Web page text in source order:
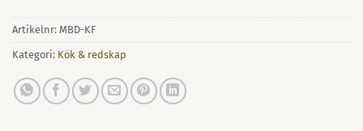
Artikelnr: MBD-KF
Kategori: Kök & redskap